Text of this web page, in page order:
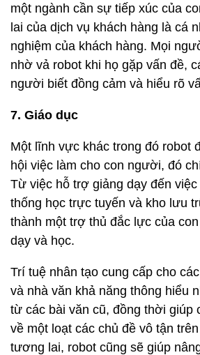
một ngành cần sự tiếp xúc của
lai của dịch vụ khách hàng là cá
nghiệm của khách hàng. Mọi
nhờ vả robot khi họ gặp vấn đề,
người biết đồng cảm và hiểu rõ
7. Giáo dục
Một lĩnh vực khác trong đó robot
hội việc làm cho con người, đó
Từ việc hỗ trợ giảng dạy đến
thống học trực tuyến và kho lưu
thành một trợ thủ đắc lực của
dạy và học.
Trí tuệ nhân tạo cung cấp cho
và nhà văn khả năng thông hiểu
từ các bài văn cũ, đồng thời giúp
về một loạt các chủ đề vô tận
tương lai, robot cũng sẽ giúp